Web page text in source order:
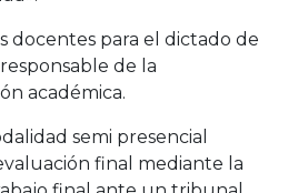
docentes para el dictado de
de la
académica.
semi presencial
final mediante la